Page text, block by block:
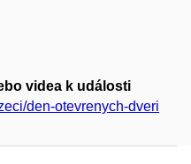
videa k události
den-otevrenych-dveri